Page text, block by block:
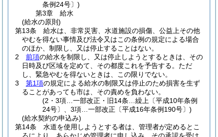
条例24号〕)
第3章
給水
(給水の原則)
第13条
給水は、非常災害、水道施設の損傷、公益上その他
やむを得ない事情及び法令又はこの条例の規定による場合
のほか、制限し、又は停止することはない。
2
前項の給水を制限し、又は停止しようとするときは、その
日時及び区域を定めて、その都度これを予告する。 ただ
し、緊急やむを得ないときは、この限りでない。
3
第1項の規定による給水の制限又は停止のため損害を生ず
ることがあっても市は、その責めを負わない。
(2・3項…一部改正・旧14条…繰上〔平成10年条例
24号〕、3項…一部改正〔平成16年条例190号〕)
(給水契約の申込み)
第14条
水道を使用しようとする者は、管理者が定めるとこ